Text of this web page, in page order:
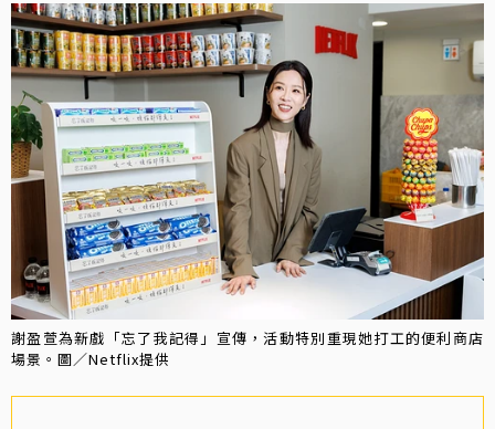
謝盈萱為新戲「忘了我記得」宣傳，活動特別重現她打工的便利商店
場景。圖／Netflix提供